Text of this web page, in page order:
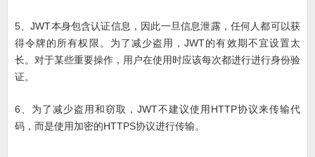
5、JWT本身包含认证信息，因此一旦信息泄露，任何人都可以获
得令牌的所有权限。为了减少盗用，JWT的有效期不宜设置太
长。对于某些重要操作，用户在使用时应该每次都进行进行身份验
证。
6、为了减少盗用和窃取，JWT不建议使用HTTP协议来传输代
码，而是使用加密的HTTPS协议进行传输。